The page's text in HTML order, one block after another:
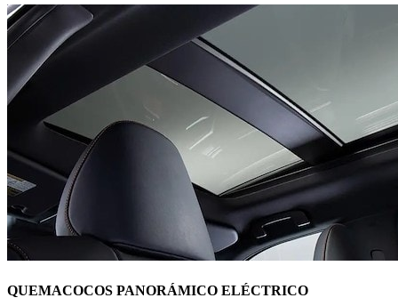
QUEMACOCOS PANORÁMICO ELÉCTRICO